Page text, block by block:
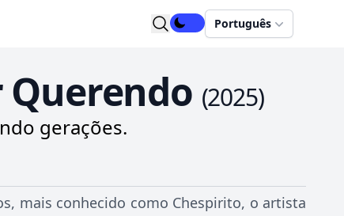
Português
Querendo (2025)
gerações.
mais conhecido como Chespirito, o artista